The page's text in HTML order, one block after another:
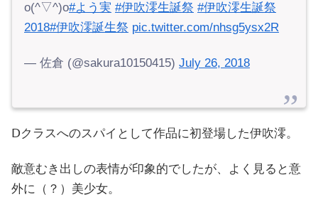
o(^▽^)o#よう実 #伊吹澪生誕祭 #伊吹澪生誕祭
2018#伊吹澪誕生祭 pic.twitter.com/nhsg5ysx2R
— 佐倉 (@sakura10150415) July 26, 2018
Ⅾクラスへのスパイとして作品に初登場した伊吹澪。
敵意むき出しの表情が印象的でしたが、よく見ると意
外に（？）美少女。